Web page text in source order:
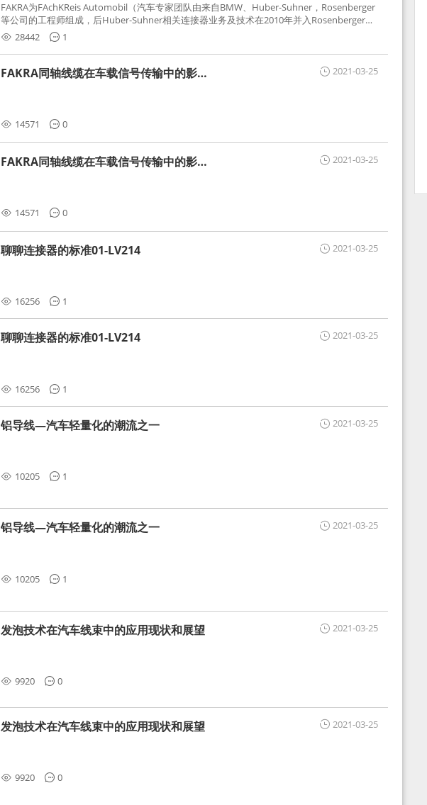
FAKRA为FAchKReis Automobil（汽车专家团队由来自BMW、Huber-Suhner，Rosenberger
等公司的工程师组成，后Huber-Suhner相关连接器业务及技术在2010年并入Rosenberger）
缩写。起初为BMW需求用于车载收音机天线连接，如今FAKRA已成为汽车行业通用标准的射
频连接器，被业内广泛应用。
28442 1
2021-03-25
FAKRA同轴线缆在车载信号传输中的影响
14571 0
2021-03-25
FAKRA同轴线缆在车载信号传输中的影响
14571 0
2021-03-25
聊聊连接器的标准01-LV214
16256 1
2021-03-25
聊聊连接器的标准01-LV214
16256 1
2021-03-25
铝导线—汽车轻量化的潮流之一
10205 1
2021-03-25
铝导线—汽车轻量化的潮流之一
10205 1
2021-03-25
发泡技术在汽车线束中的应用现状和展望
9920 0
2021-03-25
发泡技术在汽车线束中的应用现状和展望
9920 0